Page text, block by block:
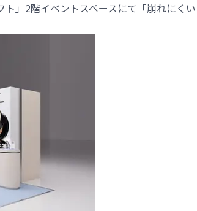
」2階イベントスペースにて「崩れにくい